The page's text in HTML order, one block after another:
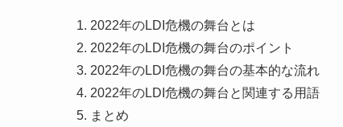
2022年のLDI危機の舞台とは
2022年のLDI危機の舞台のポイント
2022年のLDI危機の舞台の基本的な流れ
2022年のLDI危機の舞台と関連する用語
まとめ